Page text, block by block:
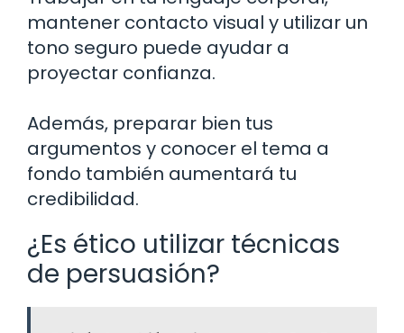
mantener contacto visual y utilizar un
tono seguro puede ayudar a
proyectar confianza.
Además, preparar bien tus
argumentos y conocer el tema a
fondo también aumentará tu
credibilidad.
¿Es ético utilizar técnicas
de persuasión?